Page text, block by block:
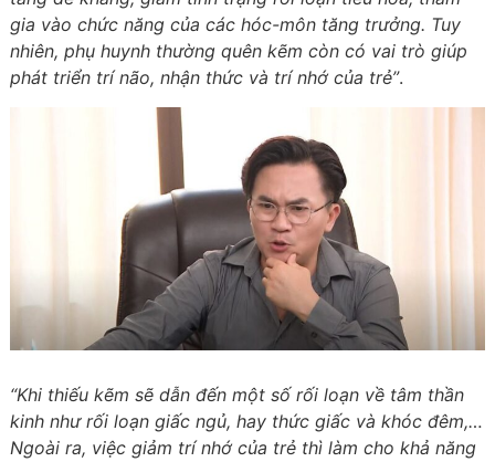
gia vào chức năng của các hóc-môn tăng trưởng. Tuy
nhiên, phụ huynh thường quên kẽm còn có vai trò giúp
phát triển trí não, nhận thức và trí nhớ của trẻ”.
“Khi thiếu kẽm sẽ dẫn đến một số rối loạn về tâm thần
kinh như rối loạn giấc ngủ, hay thức giấc và khóc đêm,…
Ngoài ra, việc giảm trí nhớ của trẻ thì làm cho khả năng